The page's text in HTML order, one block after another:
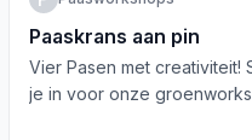
Paaskrans aan pin
Vier Pasen met creativiteit!
je in voor onze